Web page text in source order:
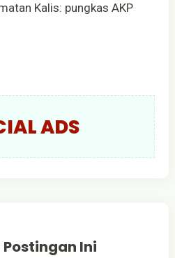
Kalis: pungkas AKP
ADS
Ini